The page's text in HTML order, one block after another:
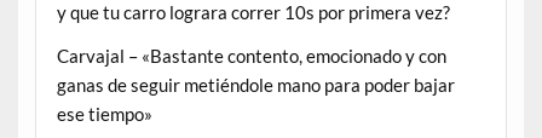
y que tu carro lograra correr 10s por primera vez?
Carvajal – «Bastante contento, emocionado y con
ganas de seguir metiéndole mano para poder bajar
ese tiempo»